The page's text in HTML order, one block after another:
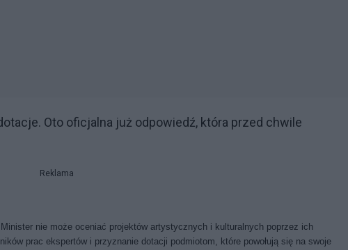
Oto oficjalna już odpowiedź, która przed chwile
Reklama
nie może oceniać projektów artystycznych i kulturalnych poprzez ich
prac ekspertów i przyznanie dotacji podmiotom, które powołują się na swoje